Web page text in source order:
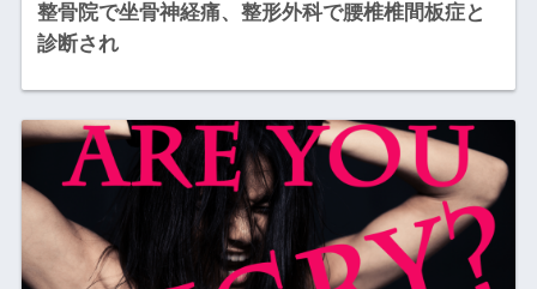
整骨院で坐骨神経痛、整形外科で腰椎椎間板症と
診断され